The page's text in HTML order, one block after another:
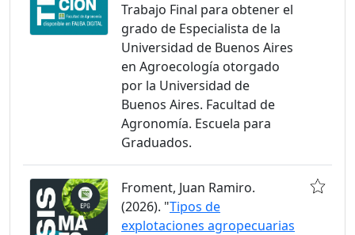
Trabajo Final para obtener el
grado de Especialista de la
Universidad de Buenos Aires
en Agroecología otorgado
por la Universidad de
Buenos Aires. Facultad de
Agronomía. Escuela para
Graduados.
Froment, Juan Ramiro.
(2026). "Tipos de
explotaciones agropecuarias